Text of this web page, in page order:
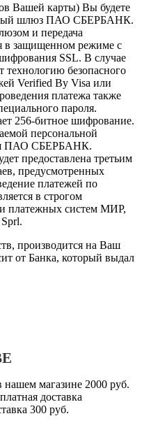
Вашей карты) Вы будете
шлюз ПАО СБЕРБАНК.
и передача
в защищенном режиме с
SSL. В случае
безопасного
Verified By Visa или
платежа также
пароля.
256-битное шифрование.
персональной
ПАО СБЕРБАНК.
предоставлена третьим
предусмотренных
платежей по
в строгом
платежных систем МИР,
производится на Ваш
от Банка, который выдал
магазине 2000 руб.
доставка
300 руб.